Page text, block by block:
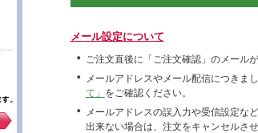
メール設定について
ご注文直後に「ご注文確認」のメール
メールアドレスやメール配信につきま
て」 をご確認ください。
メールアドレスの誤入力や受信設定な
出来ない場合は、注文をキャンセルさ